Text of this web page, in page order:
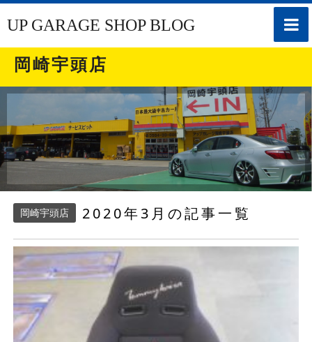
toggle
UP GARAGE SHOP BLOG
岡崎宇頭店
岡崎宇頭店 2020年3月の記事一覧